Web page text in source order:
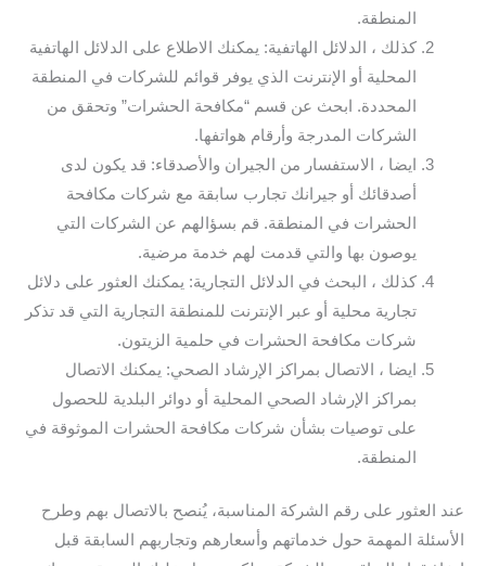
المنطقة.
كذلك ، الدلائل الهاتفية: يمكنك الاطلاع على الدلائل الهاتفية
المحلية أو الإنترنت الذي يوفر قوائم للشركات في المنطقة
المحددة. ابحث عن قسم “مكافحة الحشرات” وتحقق من
الشركات المدرجة وأرقام هواتفها.
ايضا ، الاستفسار من الجيران والأصدقاء: قد يكون لدى
أصدقائك أو جيرانك تجارب سابقة مع شركات مكافحة
الحشرات في المنطقة. قم بسؤالهم عن الشركات التي
يوصون بها والتي قدمت لهم خدمة مرضية.
كذلك ، البحث في الدلائل التجارية: يمكنك العثور على دلائل
تجارية محلية أو عبر الإنترنت للمنطقة التجارية التي قد تذكر
شركات مكافحة الحشرات في حلمية الزيتون.
ايضا ، الاتصال بمراكز الإرشاد الصحي: يمكنك الاتصال
بمراكز الإرشاد الصحي المحلية أو دوائر البلدية للحصول
على توصيات بشأن شركات مكافحة الحشرات الموثوقة في
المنطقة.
عند العثور على رقم الشركة المناسبة، يُنصح بالاتصال بهم وطرح
الأسئلة المهمة حول خدماتهم وأسعارهم وتجاربهم السابقة قبل